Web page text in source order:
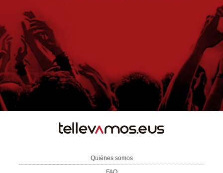
Quiénes somos